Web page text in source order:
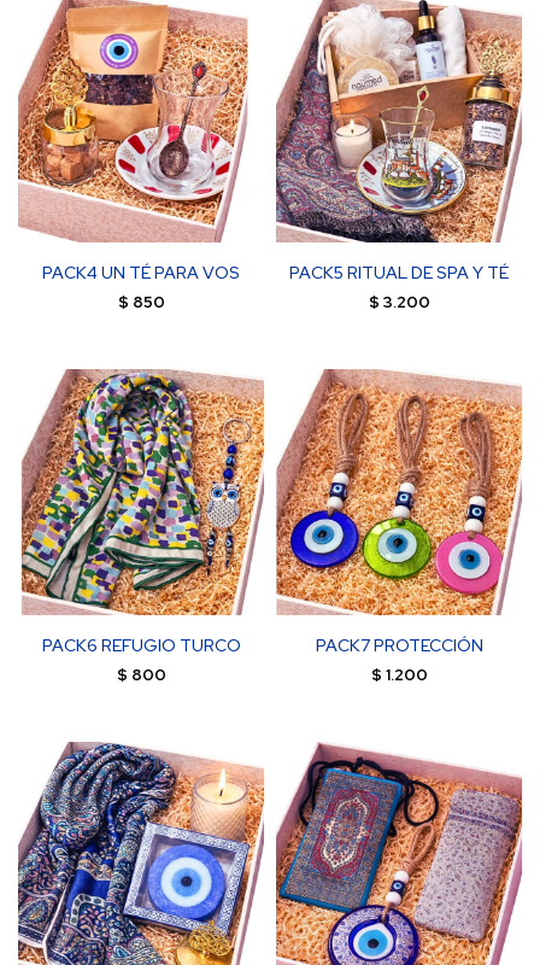
PACK4 UN TÉ PARA VOS
$ 850
PACK5 RITUAL DE SPA Y TÉ
$ 3.200
PACK6 REFUGIO TURCO
$ 800
PACK7 PROTECCIÓN
$ 1.200